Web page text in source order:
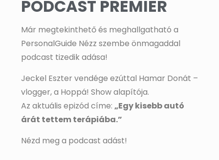
PODCAST PREMIER
Már megtekinthető és meghallgatható a
PersonalGuide Nézz szembe önmagaddal
podcast tizedik adása!
Jeckel Eszter vendége ezúttal Hamar Donát –
vlogger, a Hoppá! Show alapítója.
Az aktuális epizód címe: „Egy kisebb autó
árát tettem terápiába.”
Nézd meg a podcast adást!